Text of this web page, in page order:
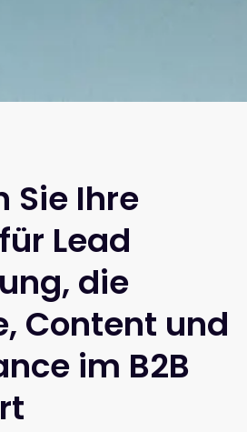
Sie Ihre
Lead
die
Content und
im B2B